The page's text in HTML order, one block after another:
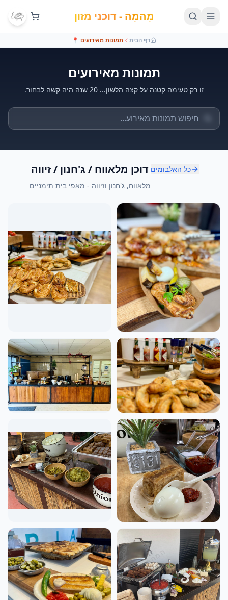
מֵהמֵה - דוכני מזון
דף הבית תמונות מאירועים 📍
תמונות מאירועים
זו רק טעימה קטנה על קצה הלשון... 20 שנה היה קשה לבחור.
כל האלבומים דוכן מלאווח / ג'חנון / זיווה
מלאווח, ג'חנון וזיווה - מאפי בית תימניים